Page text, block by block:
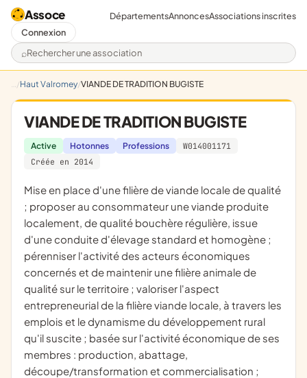
Assoce
Rechercher une association
DépartementsAnnoncesAssociations inscrites
Connexion
Haut Valromey VIANDE DE TRADITION BUGISTE
VIANDE DE TRADITION BUGISTE
Active Hotonnes Professions
W014001171
Créée en 2014
mise en place d'une filière de viande locale de qualité
; proposer au consommateur une viande produite
localement, de qualité bouchère régulière, issue
d'une conduite d'élevage standard et homogène ;
pérenniser l'activité des acteurs économiques
concernés et de maintenir une filière animale de
qualité sur le territoire ; valoriser l'aspect
entrepreneurial de la filière viande locale, à travers les
emplois et le dynamisme du développement rural
qu'il suscite ; basée sur l'activité économique de ses
membres : production, abattage,
découpe/transformation et commercialisation ;